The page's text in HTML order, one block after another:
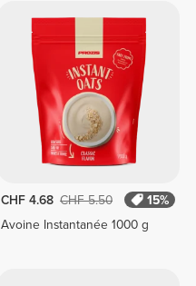
CHF 4.68 CHF 5.50
15%
Avoine Instantanée 1000 g